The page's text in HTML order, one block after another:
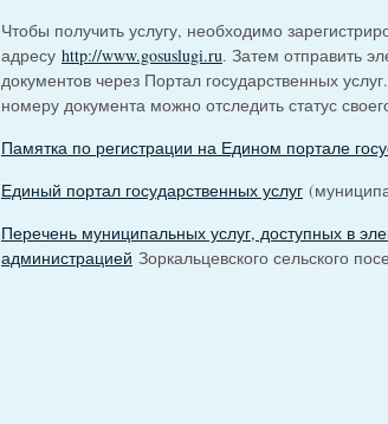
Чтобы получить услугу, необходимо
адресу http://www.gosuslugi.ru. Затем отправить
документов через Портал государственных
номеру документа можно отследить статус
Памятка по регистрации на Едином портале
Единый портал государственных услуг
Перечень муниципальных услуг, доступных в
администрацией Зоркальцевского сельского